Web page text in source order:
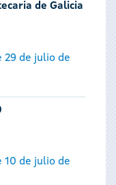
de Galicia
29 de julio de
10 de julio de